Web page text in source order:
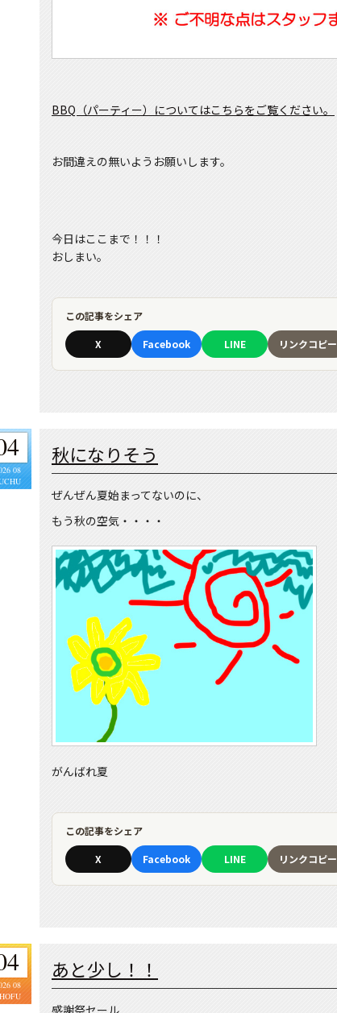
BBQ（パーティー）についてはこちらをご覧ください。
お間違えの無いようお願いします。
今日はここまで！！！
おしまい。
この記事をシェア
X Facebook LINE リンクコピー
08
秋になりそう
ぜんぜん夏始まってないのに、
もう秋の空気・・・・
がんばれ夏
この記事をシェア
X Facebook LINE リンクコピー
08
あと少し！！
感謝祭セール